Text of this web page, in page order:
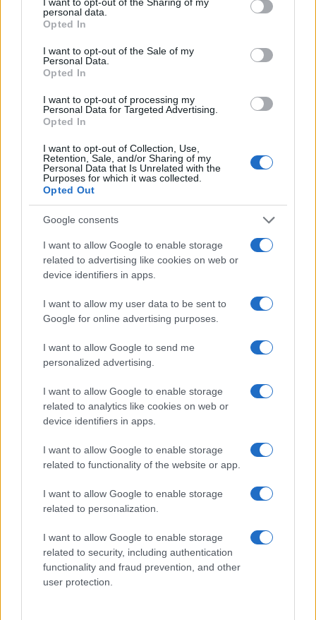
personal data.
Opted In
I want to opt-out of the Sale of my
Personal Data.
Opted In
I want to opt-out of processing my
Personal Data for Targeted Advertising.
Opted In
I want to opt-out of Collection, Use,
Retention, Sale, and/or Sharing of my
Personal Data that Is Unrelated with the
Purposes for which it was collected.
Opted Out
Google consents
I want to allow Google to enable storage
related to advertising like cookies on web or
device identifiers in apps.
I want to allow my user data to be sent to
Google for online advertising purposes.
I want to allow Google to send me
personalized advertising.
I want to allow Google to enable storage
related to analytics like cookies on web or
device identifiers in apps.
I want to allow Google to enable storage
related to functionality of the website or app.
I want to allow Google to enable storage
related to personalization.
I want to allow Google to enable storage
related to security, including authentication
functionality and fraud prevention, and other
user protection.
dagli statalisti
mastodontico
Perché bisogna studiare l’economia
Il pianificatore tende però a limitare la libertà
quale sia il vero bene per tutti e quindi, per
filantropia, finisce per concepire come giusto il
costringere gli altri a seguire il suo progetto
sociale ed economico.
Illustri pianificatori hanno pensato bene di
affamare intere nazioni con politiche dissennate,
mentre il capitalismo di mercato, con tutte le sue
capitalismo è la prima della storia ad avere
eliminato la miseria di massa. C’è riuscita non
perché aveva intenzioni migliori delle epoche
precedenti, ma perché ha lasciato perdere le
chiacchiere dei filantropi e dei benpensanti per
applicare invece il progresso tecnologico,
organizzativo e merceologico. C’è riuscita nonostante
l’opposizione dei socialisti e dei comunisti e di tanti
altri sedicenti benefattori dell’umanità” [Ibid].
Ma quando il pianificatore, in virtù dei suoi piani
“giusti e infallibili”, impedisce o limita la libertà di
azione e di impresa, non è più una questione di